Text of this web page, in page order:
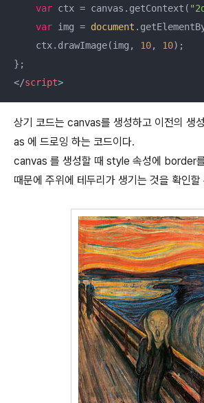
var ctx = canvas.getContext(
var img = document
    ctx.drawImage(img,
10, 10);
</script>
상기 코드는 canvas를 생성하고 이전의 생
as 에 드로잉 하는 코드이다.
canvas 를 생성할 때 style 속성에 border
때문에 주위에 테두리가 생기는 것을 확인할